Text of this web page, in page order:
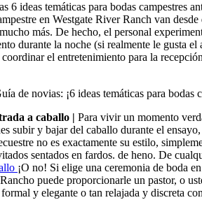
6 ideas temáticas para bodas campestres
en Westgate River Ranch van
más. De hecho, el personal
durante la noche (si realmente le gusta
coordinar el entretenimiento para la
a caballo | Para vivir un momento
subir y bajar del caballo durante el
no es exactamente su estilo,
sentados en fardos. de heno. De
¡O no! Si elige una ceremonia de boda
puede proporcionarle un pastor, o
y elegante o tan relajada y discreta